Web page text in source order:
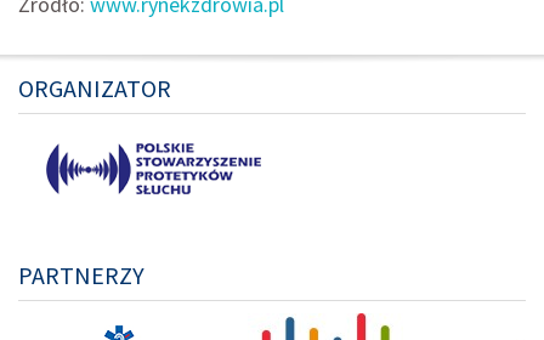
ORGANIZATOR
PARTNERZY